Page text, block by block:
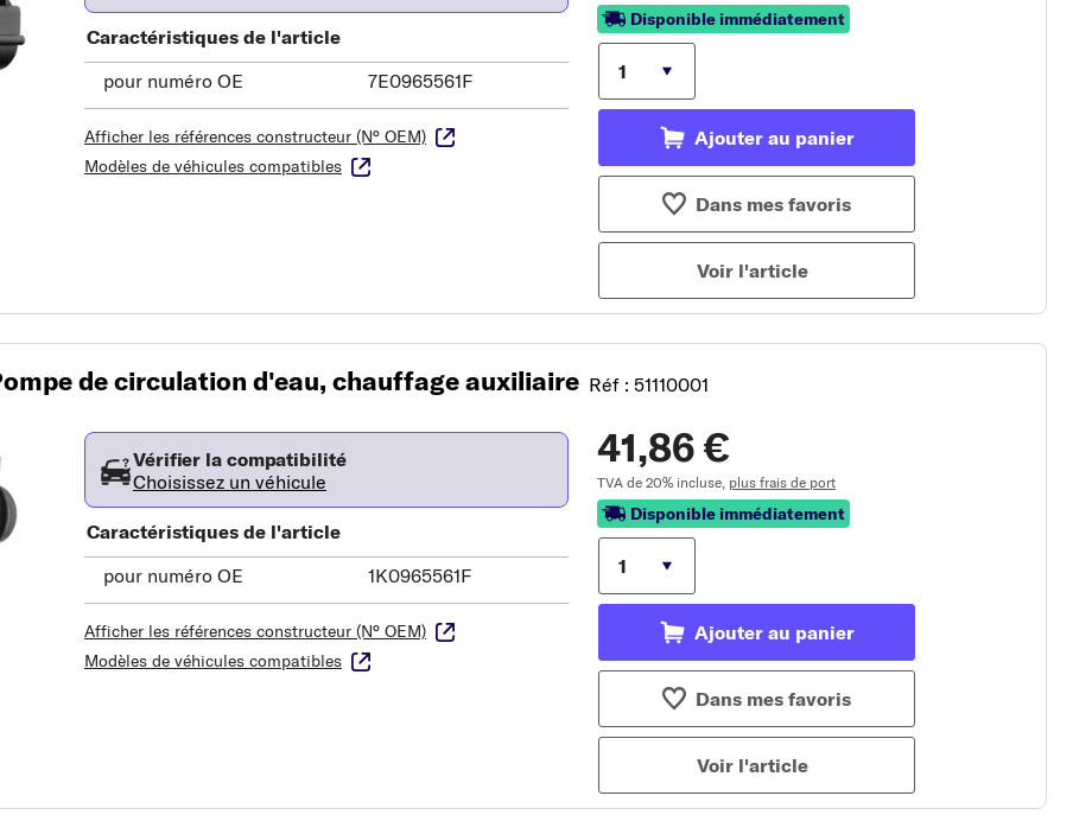
Caractéristiques de l'article
pour numéro OE
7E0965561F
Afficher les références constructeur (N° OEM)
Modèles de véhicules compatibles
Disponible immédiatement
Ajouter au panier
Dans mes favoris
Voir l'article
de circulation d'eau, chauffage auxiliaire Réf : 51110001
Vérifier la compatibilité
Choisissez un véhicule
Caractéristiques de l'article
pour numéro OE
1K0965561F
Afficher les références constructeur (N° OEM)
Modèles de véhicules compatibles
41,86 €
TVA de 20% incluse, plus frais de port
Disponible immédiatement
Ajouter au panier
Dans mes favoris
Voir l'article